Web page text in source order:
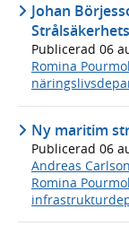
Johan
Publicerad 06
Romina
Ny maritim
Publicerad 06
Andreas Carlson
Romina